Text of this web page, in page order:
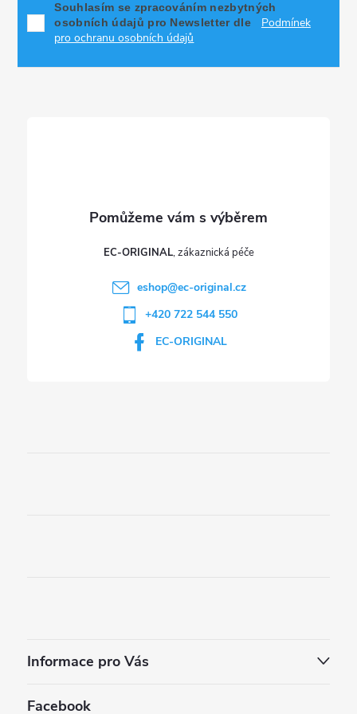
Souhlasím se zpracováním nezbytných
osobních údajů pro Newsletter dle
Podmínek
pro ochranu osobních údajů
EC-ORIGINAL
eshop@ec-original.cz
+420 722 544 550
EC-ORIGINAL
Informace pro Vás
Facebook